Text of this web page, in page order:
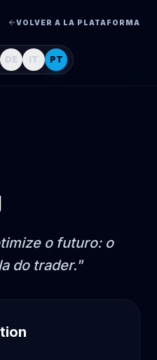
VOLVER A LA PLATAFORMA
DE IT PT
o futuro: o
do trader."